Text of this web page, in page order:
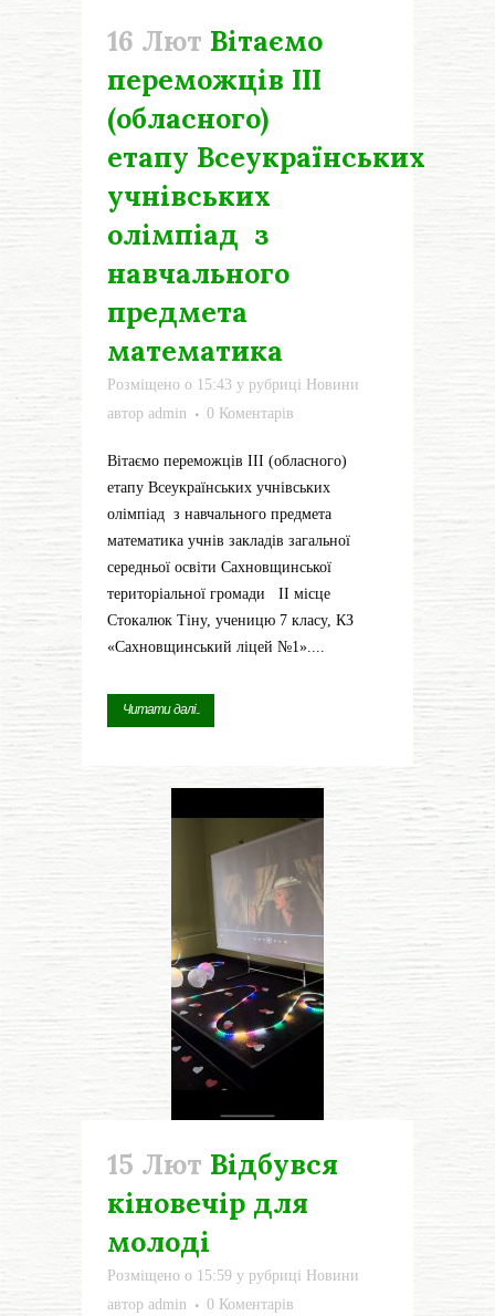
16 Лют Вітаємо
переможців ІІІ
(обласного)
етапу Всеукраїнських
учнівських
олімпіад з
навчального
предмета
математика
Розміщено о 15:43 у рубриці Новини
автор admin 0 Коментарів
Вітаємо переможців ІІІ (обласного)
етапу Всеукраїнських учнівських
олімпіад з навчального предмета
математика учнів закладів загальної
середньої освіти Сахновщинської
територіальної громади ІІ місце
Стокалюк Тіну, ученицю 7 класу, КЗ
«Сахновщинський ліцей №1»....
Читати далі...
15 Лют Відбувся
кіновечір для
молоді
Розміщено о 15:59 у рубриці Новини
автор admin 0 Коментарів